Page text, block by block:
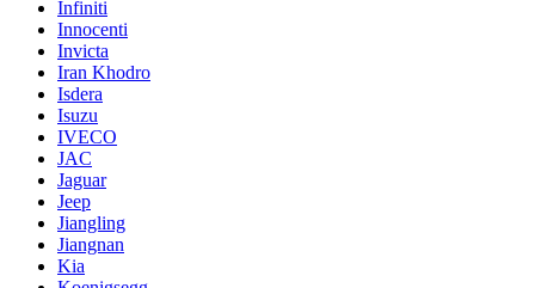
Infiniti
Innocenti
Invicta
Iran Khodro
Isdera
Isuzu
IVECO
JAC
Jaguar
Jeep
Jiangling
Jiangnan
Kia